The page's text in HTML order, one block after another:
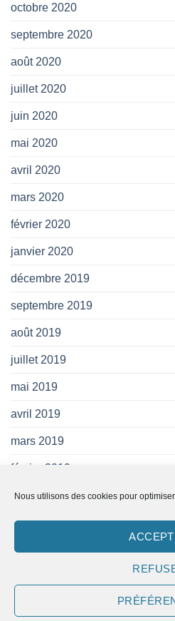
Nous utilisons des cookies pour
octobre 2020
septembre 2020
août 2020
juillet 2020
juin 2020
mai 2020
avril 2020
mars 2020
février 2020
janvier 2020
décembre 2019
septembre 2019
août 2019
juillet 2019
mai 2019
avril 2019
mars 2019
février 2019
janvier 2019
novembre 2018